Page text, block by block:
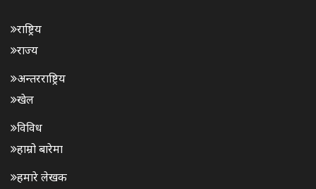
राष्ट्रिय
राज्य
अन्तरराष्ट्रिय
खेल
विविध
हाम्रो बारेमा
हमारे लेखक